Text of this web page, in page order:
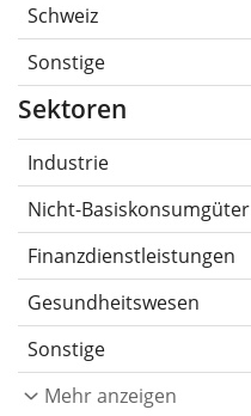
Schweiz
Sonstige
Sektoren
Industrie
Nicht-Basiskonsumgüter
Finanzdienstleistungen
Gesundheitswesen
Sonstige
Mehr anzeigen